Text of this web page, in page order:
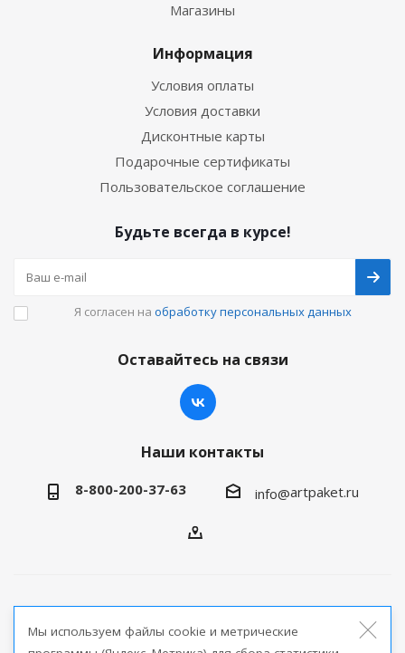
Магазины
Информация
Условия оплаты
Условия доставки
Дисконтные карты
Подарочные сертификаты
Пользовательское соглашение
Будьте всегда в курсе!
Я согласен на обработку персональных данных
Оставайтесь на связи
Наши контакты
8-800-200-37-63 info@artpaket.ru
продукции
Мы используем файлы cookie и метрические